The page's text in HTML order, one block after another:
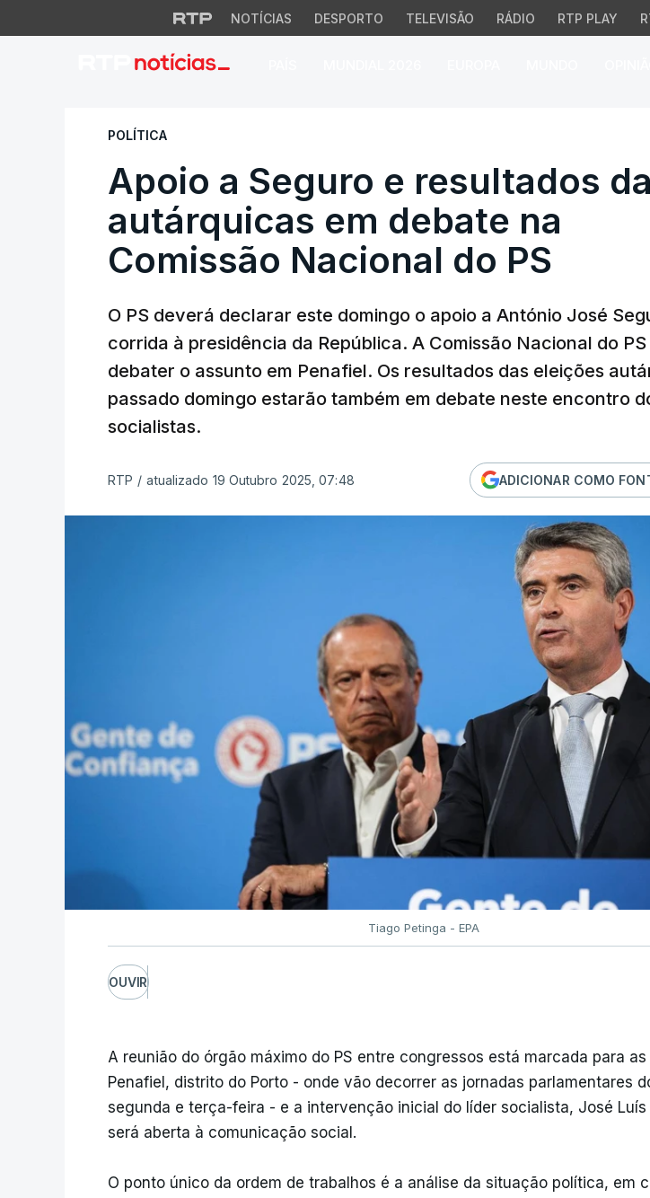
NOTÍCIAS DESPORTO TELEVISÃO RÁDIO RTP PLAY
Apoio a Seguro e resultados
POLÍTICA
Apoio a Seguro e resultados
autárquicas em debate na
Comissão Nacional do PS
O PS deverá declarar este domingo o apoio a António José
corrida à presidência da República. A Comissão Nacional do
debater o assunto em Penafiel. Os resultados das eleições
passado domingo estarão também em debate neste encontro
socialistas.
RTP / atualizado 19 Outubro 2025, 07:48 ADICIONAR COMO
Tiago Petinga - EPA
OUVIR
A reunião do órgão máximo do PS entre congressos está marcada para
Penafiel, distrito do Porto - onde vão decorrer as jornadas parlamentares
segunda e terça-feira - e a intervenção inicial do líder socialista, José Luís
será aberta à comunicação social.
O ponto único da ordem de trabalhos é a análise da situação política, em